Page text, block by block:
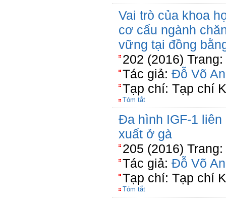
Vai trò của khoa
cơ cấu ngành
vững tại đồng
202 (2016)
Tác giả: Đỗ Võ
Tạp chí: Tạp chí
Tóm tắt
Đa hình IGF-1
xuất ở gà
205 (2016) Trang:
Tác giả: Đỗ Võ
Tạp chí: Tạp chí
Tóm tắt